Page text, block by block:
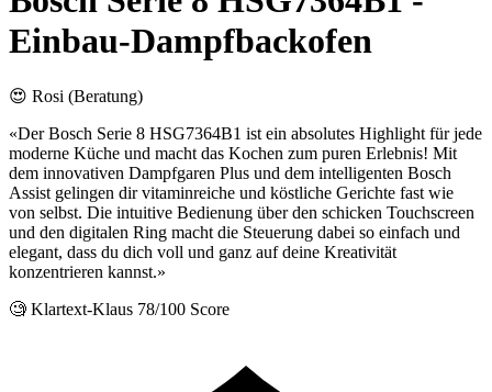
Einbau-Dampfbackofen
😍 Rosi (Beratung)
«Der Bosch Serie 8 HSG7364B1 ist ein absolutes Highlight für jede
moderne Küche und macht das Kochen zum puren Erlebnis! Mit
dem innovativen Dampfgaren Plus und dem intelligenten Bosch
Assist gelingen dir vitaminreiche und köstliche Gerichte fast wie
von selbst. Die intuitive Bedienung über den schicken Touchscreen
und den digitalen Ring macht die Steuerung dabei so einfach und
elegant, dass du dich voll und ganz auf deine Kreativität
konzentrieren kannst.»
🧐 Klartext-Klaus 78/100 Score